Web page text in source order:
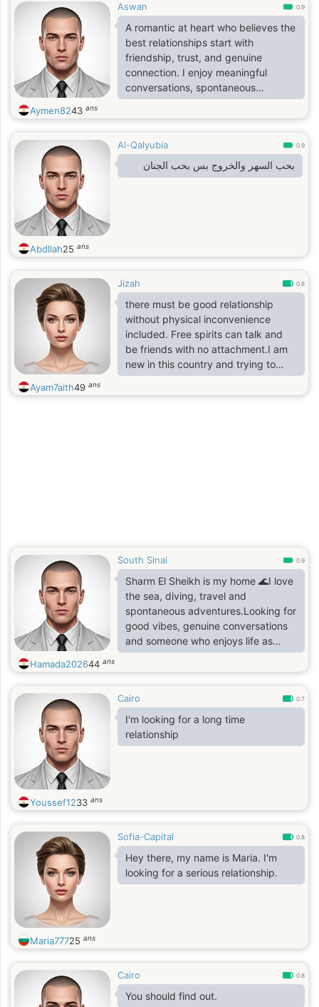
Aswan 0.9
A romantic at heart who believes the
best relationships start with
friendship, trust, and genuine
connection. I enjoy meaningful
conversations, spontaneous
adventures, quiet moments
together, and making someone feel
affectionate, I'm looking for a
partner to share laughter, dreams,
and unforgettable memories. If you
Aymen8243 ans
Al-Qalyubia 0.9
بحب السهر والخروج بس بحب الجنان
Abdllah25 ans
Jizah 0.8
there must be good relationship
without physical inconvenience
included. Free spirits can talk and
be friends with no attachment.I am
new in this country and trying to
adapt. married with kids and looking
for just friends.
Ayam7aith49 ans
South Sinai 0.9
Sharm El Sheikh is my home 🌊I love
the sea, diving, travel and
spontaneous adventures.Looking for
good vibes, genuine conversations
and someone who enjoys life as
much as I do. ✨
Hamada202644 ans
Cairo 0.7
I'm looking for a long time
relationship
Youssef1233 ans
Sofia-Capital 0.8
Hey there, my name is Maria. I'm
looking for a serious relationship.
Maria77725 ans
Cairo 0.8
You should find out.